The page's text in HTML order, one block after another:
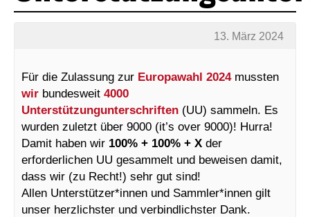
13. März 2024
Für die Zulassung zur Europawahl 2024mussten
wir bundesweit 4000
Unterstützungunterschriften (UU) sammeln. Es
wurden zuletzt über 9000 (it’s over 9000)! Hurra!
Damit haben wir 100% + 100% + X der
erforderlichen UU gesammelt und beweisen damit,
dass wir (zu Recht!) sehr gut sind!
Allen Unterstützer*innen und Sammler*innen gilt
unser herzlichster und verbindlichster Dank.